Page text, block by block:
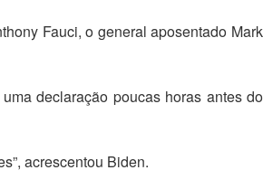
Fauci, o general aposentado Mark
declaração poucas horas antes do
acrescentou Biden.